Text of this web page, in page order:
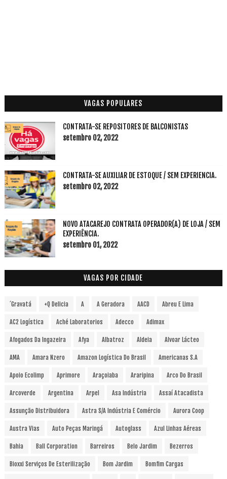
VAGAS POPULARES
CONTRATA-SE REPOSITORES DE BALCONISTAS
setembro 02, 2022
CONTRATA-SE AUXILIAR DE ESTOQUE / SEM EXPERIENCIA.
setembro 02, 2022
NOVO ATACAREJO CONTRATA OPERADOR(A) DE LOJA / SEM
EXPERIÊNCIA.
setembro 01, 2022
VAGAS POR CIDADE
´Gravatá +Q Delicia A A Geradora AACD Abreu E Lima
AC2 Logística Aché Laboratorios Adecco Adimax
Afogados Da Ingazeira Afya Albatroz Aldeia Alvoar Lácteo
AMA Amara Nzero Amazon Logística Do Brasil Americanas S.A
Apoio Ecolimp Aprimore Araçoiaba Araripina Arco Do Brasil
Arcoverde Argentina Arpel Asa Indústria Assaí Atacadista
Assunção Distribuidora Astra S/A Indústria E Comércio Aurora Coop
Austra Vias Auto Peças Maringá Autoglass Azul Linhas Aéreas
Bahia Ball Corporation Barreiros Belo Jardim Bezerros
Bioxxi Serviços De Esterilização Bom Jardim Bomfim Cargas